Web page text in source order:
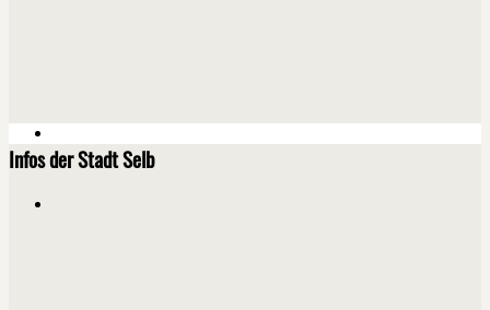
Infos der Stadt Selb